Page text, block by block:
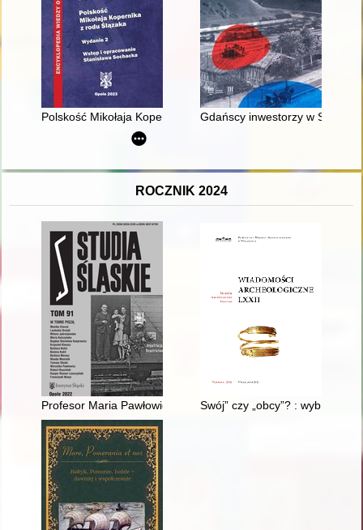
Polskość Mikołaja Kopernika z rodu Ślązaka
Gdańscy inwestorzy w
ROCZNIK 2024
Profesor Maria Pawłowiczowa (1923-2016) i jej prace
Swój” czy „obcy”? : wybrane